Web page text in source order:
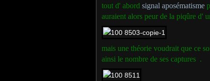
tout d' abord signal aposématisme
auraient alors peur de la piqûre d'
mais une théorie voudrait que ce
ainsi le nombre de ses captures .